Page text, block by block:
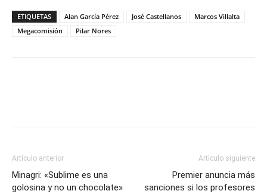
ETIQUETAS Alan García Pérez José Castellanos
Marcos Villalta
Megacomisión
Pilar Nores
Artículo anterior
Minagri: «Sublime es una
golosina y no un chocolate»
Artículo siguiente
Premier anuncia más
sanciones si los profesores